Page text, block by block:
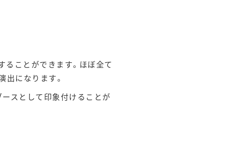
ることができます。ほぼ全て
出になります。
スとして印象付けることが